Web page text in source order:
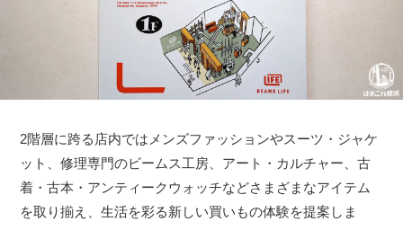
2階層に跨る店内ではメンズファッションやスーツ・ジャケ
ット、修理専門のビームス工房、アート・カルチャー、古
着・古本・アンティークウォッチなどさまざまなアイテム
を取り揃え、生活を彩る新しい買いもの体験を提案しま